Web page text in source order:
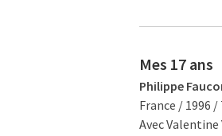
Mes 17 ans
Philippe
France / 1996 /
Avec